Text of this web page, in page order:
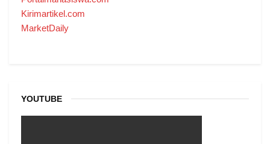
Kirimartikel.com
MarketDaily
YOUTUBE